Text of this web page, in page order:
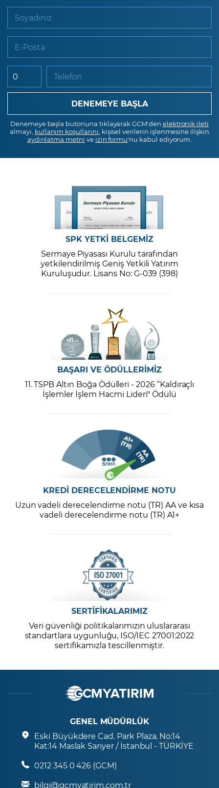
Soyadınız
E-Posta
Telefon
Denemeye başla butonuna tıklayarak GCM'den elektronik ileti
almayı, kullanım koşullarını , kişisel verilerin işlenmesine ilişkin
aydınlatma metni ve izin formu'nu kabul ediyorum.
SPK YETKİ BELGEMİZ
Sermaye Piyasası Kurulu tarafından
yetkilendirilmiş Geniş Yetkili Yatırım
Kuruluşudur. Lisans No: G-039 (398)
BAŞARI VE ÖDÜLLERİMİZ
11. TSPB Altın Boğa Ödülleri - 2026 “Kaldıraçlı
İşlemler İşlem Hacmi Lideri" Ödülü
KREDİ DERECELENDİRME NOTU
Uzun vadeli derecelendirme notu (TR) AA ve kısa
vadeli derecelendirme notu (TR) A1+
SERTİFİKALARIMIZ
Veri güvenliği politikalarımızın uluslararası
standartlara uygunluğu, ISO/IEC 27001:2022
sertifikamızla tescillenmiştir.
GENEL MÜDÜRLÜK
Eski Büyükdere Cad. Park Plaza. No:14
Kat:14 Maslak Sarıyer / İstanbul - TÜRKİYE
0212 345 0 426 (GCM)
bilgi@gcmyatirim.com.tr